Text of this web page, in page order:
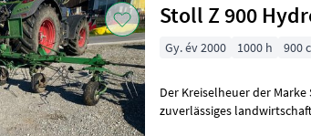
Stoll Z 900
Gy. év 2000 1000 h 900
Der Kreiselheuer der Marke Stoll, Modell Z 900 Hydro
zuverlässiges landwirtschaftliches Gerät,